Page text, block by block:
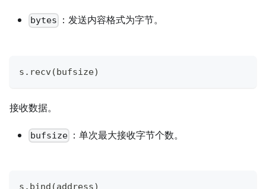
bytes ：发送内容格式为字节。
s . recv(bufsize)
接收数据。
bufsize ：单次最大接收字节个数。
s . bind (address)